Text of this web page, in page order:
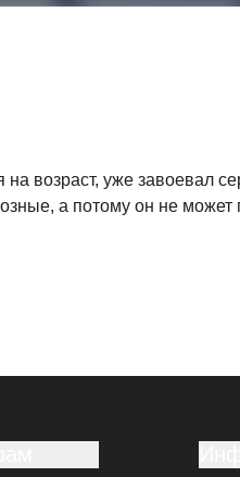
возраст, уже завоевал
а потому он не может